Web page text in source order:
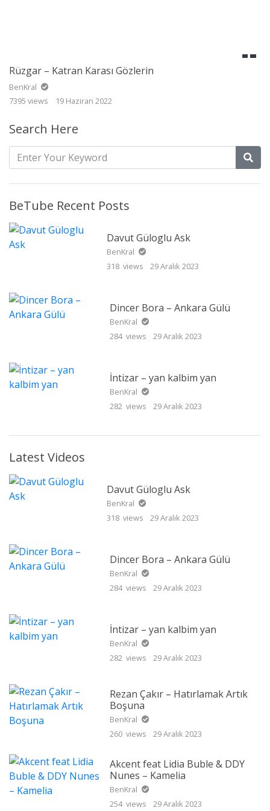
Rüzgar – Katran Karası Gözlerin
BenKral
7395 views
19 Haziran 2022
Search Here
BeTube Recent Posts
Davut Güloglu Ask
BenKral
318 views
29 Aralık 2023
Dincer Bora – Ankara Gülü
BenKral
284 views
29 Aralık 2023
İntizar – yan kalbim yan
BenKral
282 views
29 Aralık 2023
Latest Videos
Davut Güloglu Ask
BenKral
318 views
29 Aralık 2023
Dincer Bora – Ankara Gülü
BenKral
284 views
29 Aralık 2023
İntizar – yan kalbim yan
BenKral
282 views
29 Aralık 2023
Rezan Çakır – Hatırlamak Artık
Boşuna
BenKral
260 views
29 Aralık 2023
Akcent feat Lidia Buble & DDY
Nunes – Kamelia
BenKral
254 views
29 Aralık 2023